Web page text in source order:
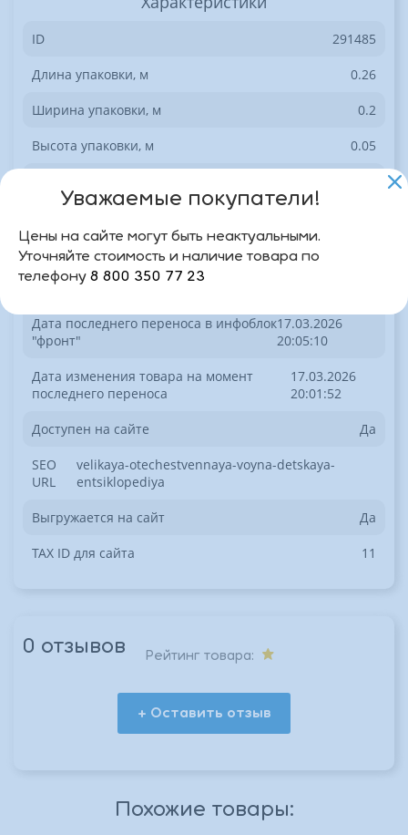
ID 291485
Длина упаковки, м 0.26
Ширина упаковки, м 0.2
Высота упаковки, м 0.05
Артикул
Базовая единица
Дата последнего переноса в инфоблок
"фронт"
17.03.2026
20:05:10
Дата изменения товара на момент
последнего переноса
17.03.2026
20:01:52
Доступен на сайте Да
SEO
URL
velikaya-otechestvennaya-voyna-detskaya-
entsiklopediya
Выгружается на сайт Да
TAX ID для сайта 11
0 отзывов Рейтинг товара:
+ Оставить отзыв
Похожие товары:
Уважаемые покупатели!
Цены на сайте могут быть неактуальными.
Уточняйте стоимость и наличие товара по
телефону 8 800 350 77 23